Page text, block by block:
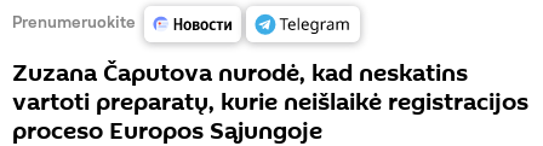
Prenumeruokite
Zuzana Čaputova nurodė, kad neskatins
vartoti preparatų, kurie neišlaikė registracijos
proceso Europos Sąjungoje